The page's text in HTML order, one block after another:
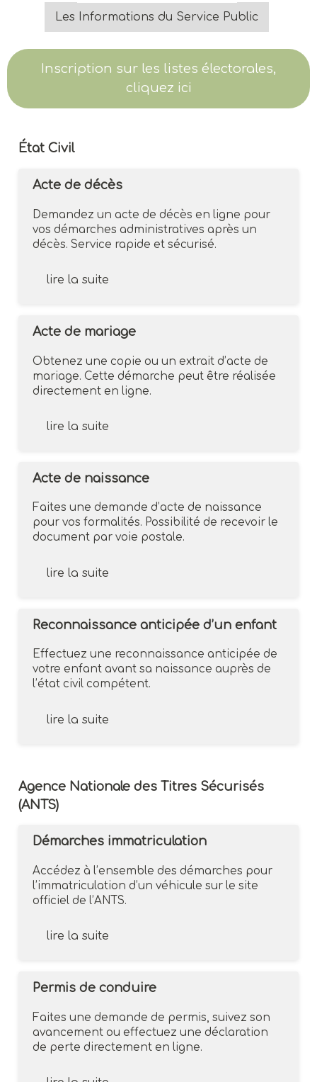
Les Informations du Service Public
Inscription sur les listes électorales,
cliquez ici
État Civil
Acte de décès
Demandez un acte de décès en ligne pour
vos démarches administratives après un
décès. Service rapide et sécurisé.
lire la suite
Acte de mariage
Obtenez une copie ou un extrait d’acte de
mariage. Cette démarche peut être réalisée
directement en ligne.
lire la suite
Acte de naissance
Faites une demande d’acte de naissance
pour vos formalités. Possibilité de recevoir le
document par voie postale.
lire la suite
Reconnaissance anticipée d’un enfant
Effectuez une reconnaissance anticipée de
votre enfant avant sa naissance auprès de
l’état civil compétent.
lire la suite
Agence Nationale des Titres Sécurisés
(ANTS)
Démarches immatriculation
Accédez à l’ensemble des démarches pour
l’immatriculation d’un véhicule sur le site
officiel de l’ANTS.
lire la suite
Permis de conduire
Faites une demande de permis, suivez son
avancement ou effectuez une déclaration
de perte directement en ligne.